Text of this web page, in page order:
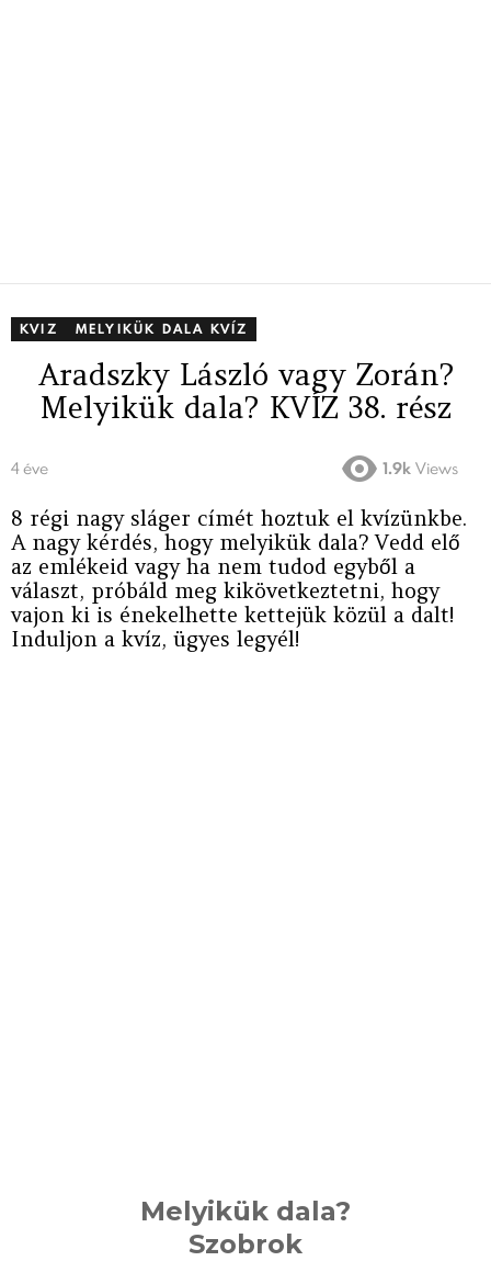
KVIZ MELYIKÜK DALA KVÍZ
Aradszky László vagy Zorán?
Melyikük dala? KVÍZ 38. rész
4 éve 1.9k Views
8 régi nagy sláger címét hoztuk el kvízünkbe.
A nagy kérdés, hogy melyikük dala? Vedd elő
az emlékeid vagy ha nem tudod egyből a
választ, próbáld meg kikövetkeztetni, hogy
vajon ki is énekelhette kettejük közül a dalt!
Induljon a kvíz, ügyes legyél!
Melyikük dala?
Szobrok